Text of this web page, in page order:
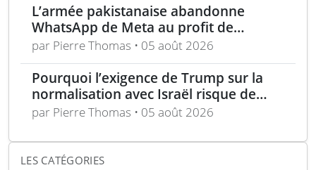
L’armée pakistanaise abandonne
WhatsApp de Meta au profit de
WeChat, l’application chinoise
par Pierre Thomas • 05 août 2026
Pourquoi l’exigence de Trump sur la
normalisation avec Israël risque de
faire échouer l’accord nucléaire
saoudien
par Pierre Thomas • 05 août 2026
LES CATÉGORIES